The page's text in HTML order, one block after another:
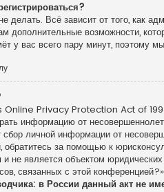
делать. Всё зависит от того, как
дополнительные возможности,
у вас всего пару минут, поэтому
Privacy Protection Act of
информацию от
личной информации от
обратитесь за помощью к
не является объектом
связанных с этой
в России данный акт не